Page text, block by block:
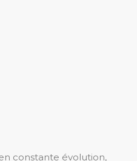
constante évolution,